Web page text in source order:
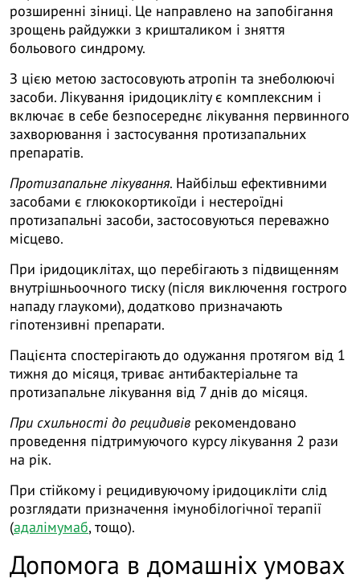
розширенні зіниці. Це направлено на запобігання
зрощень райдужки з кришталиком і зняття
больового синдрому.
З цією метою застосовують атропін та знеболюючі
засоби. Лікування іридоцикліту є комплексним і
включає в себе безпосереднє лікування первинного
захворювання і застосування протизапальних
препаратів.
Протизапальне лікування. Найбільш ефективними
засобами є глюкокортикоїди і нестероїдні
протизапальні засоби, застосовуються переважно
місцево.
При іридоциклітах, що перебігають з підвищенням
внутрішньоочного тиску (після виключення гострого
нападу глаукоми), додатково призначають
гіпотензивні препарати.
Пацієнта спостерігають до одужання протягом від 1
тижня до місяця, триває антибактеріальне та
протизапальне лікування від 7 днів до місяця.
При схильності до рецидивів рекомендовано
проведення підтримуючого курсу лікування 2 рази
на рік.
При стійкому і рецидивуючому іридоцикліти слід
розглядати призначення імунобілогічної терапії
(адалімумаб, тощо).
Допомога в домашніх умовах